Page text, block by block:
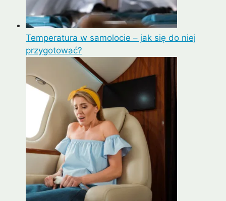
Temperatura w samolocie – jak się do niej
przygotować?